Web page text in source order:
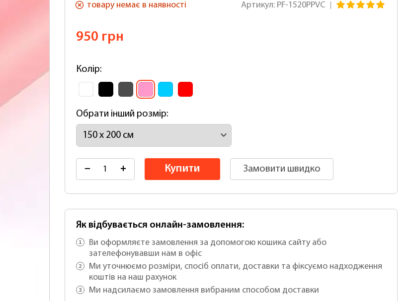
товару немає в наявності Артикул: PF-1520PPVC
950 грн
Колір:
Обрати інший розмір:
− + Купити Замовити швидко
Як відбувається онлайн-замовлення:
Ви оформляєте замовлення за допомогою кошика сайту або
зателефонувавши нам в офіс
Ми уточнюємо розміри, спосіб оплати, доставки та фіксуємо надходження
коштів на наш рахунок
Ми надсилаємо замовлення вибраним способом доставки